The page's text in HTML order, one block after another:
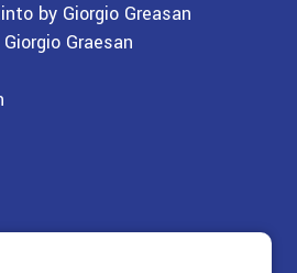
by Giorgio Greasan
Graesan